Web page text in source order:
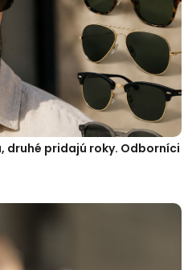
druhé pridajú roky. Odborníci